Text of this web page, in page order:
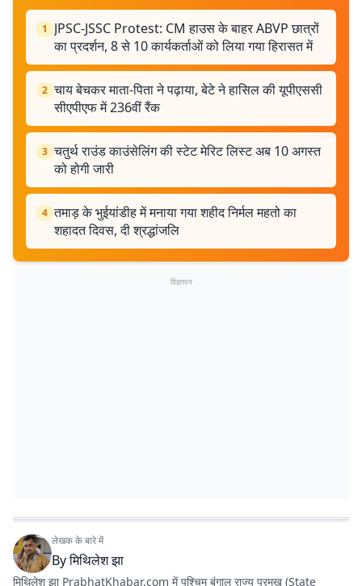
1
JPSC-JSSC Protest: CM हाउस के बाहर ABVP छात्रों
का प्रदर्शन, 8 से 10 कार्यकर्ताओं को लिया गया हिरासत में
2 चाय बेचकर माता-पिता ने पढ़ाया, बेटे ने हासिल की यूपीएससी
सीएपीएफ में 236वीं रैंक
3 चतुर्थ राउंड काउंसेलिंग की स्टेट मेरिट लिस्ट अब 10 अगस्त
को होगी जारी
4 तमाड़ के भुईयांडीह में मनाया गया शहीद निर्मल महतो का
शहादत दिवस, दी श्रद्धांजलि
विज्ञापन
लेखक के बारे में
Byमिथिलेश झा
मिथिलेश झा PrabhatKhabar.com में पश्चिम बंगाल राज्य प्रमुख (State